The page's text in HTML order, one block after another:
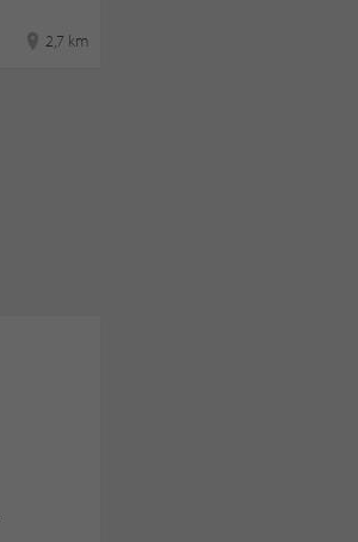
2,7 km